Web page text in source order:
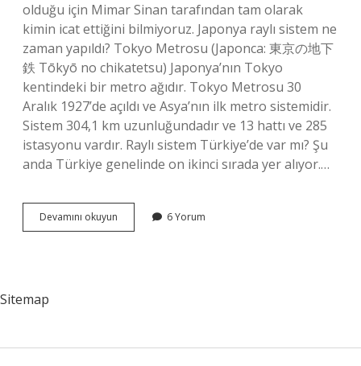
olduğu için Mimar Sinan tarafından tam olarak
kimin icat ettiğini bilmiyoruz. Japonya raylı sistem ne
zaman yapıldı? Tokyo Metrosu (Japonca: 東京の地下
鉄 Tōkyō no chikatetsu) Japonya’nın Tokyo
kentindeki bir metro ağıdır. Tokyo Metrosu 30
Aralık 1927’de açıldı ve Asya’nın ilk metro sistemidir.
Sistem 304,1 km uzunluğundadır ve 13 hattı ve 285
istasyonu vardır. Raylı sistem Türkiye’de var mı? Şu
anda Türkiye genelinde on ikinci sırada yer alıyor.…
Devamını okuyun
Sistemi
6 Yorum
Sitemap